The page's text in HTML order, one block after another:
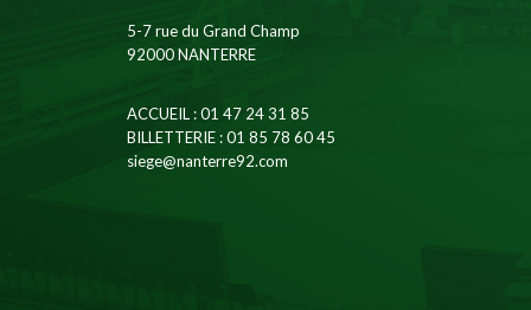
5-7 rue du Grand Champ
92000 NANTERRE
ACCUEIL: 01 47 24 31 85
BILLETTERIE: 01 85 78 60 45
siege@nanterre92.com